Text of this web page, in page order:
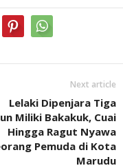
Next article
Lelaki Dipenjara Tiga
Miliki Bakakuk, Cuai
Hingga Ragut Nyawa
Pemuda di Kota
Marudu